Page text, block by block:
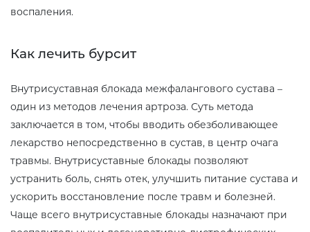
воспаления.
Как лечить бурсит
Внутрисуставная блокада межфалангового сустава –
один из методов лечения артроза. Суть метода
заключается в том, чтобы вводить обезболивающее
лекарство непосредственно в сустав, в центр очага
травмы. Внутрисуставные блокады позволяют
устранить боль, снять отек, улучшить питание сустава и
ускорить восстановление после травм и болезней.
Чаще всего внутрисуставные блокады назначают при